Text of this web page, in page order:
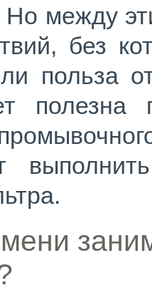
Но между
без
польза